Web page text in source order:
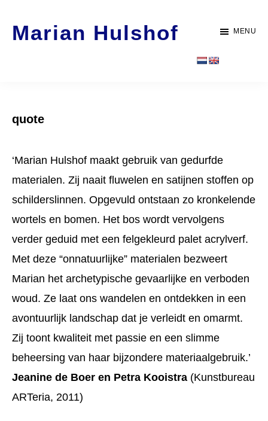
naar
naarMarian Hulshof MENU
quote
‘Marian Hulshof maakt gebruik van gedurfde
materialen. Zij naait fluwelen en satijnen stoffen op
schilderslinnen. Opgevuld ontstaan zo kronkelende
wortels en bomen. Het bos wordt vervolgens
verder geduid met een felgekleurd palet acrylverf.
Met deze “onnatuurlijke” materialen bezweert
Marian het archetypische gevaarlijke en verboden
woud. Ze laat ons wandelen en ontdekken in een
avontuurlijk landschap dat je verleidt en omarmt.
Zij toont kwaliteit met passie en een slimme
beheersing van haar bijzondere materiaalgebruik.’
Jeanine de Boer en Petra Kooistra (Kunstbureau
ARTeria, 2011)